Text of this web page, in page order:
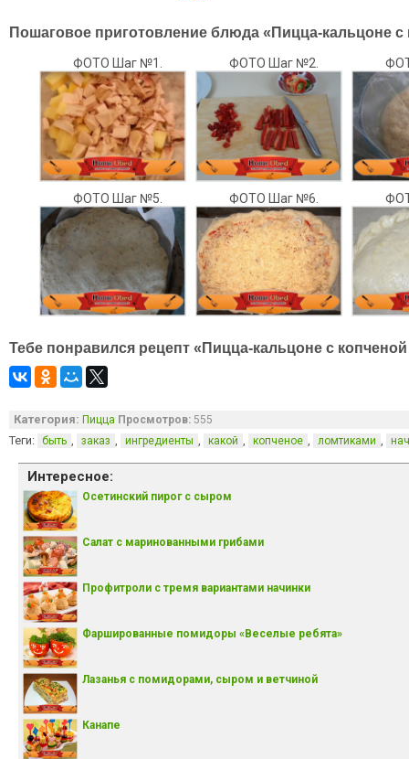
Пошаговое приготовление блюда «Пицца-кальцоне
ФОТО Шаг №1. ФОТО Шаг №2.
ФОТО Шаг №5. ФОТО Шаг №6.
Тебе понравился рецепт «Пицца-кальцоне с
Категория: Пицца Просмотров: 555
Теги: быть , заказ , ингредиенты , какой , копченое , ломтиками ,
Интересное:
Осетинский пирог с сыром
Салат с маринованными грибами
Профитроли с тремя вариантами начинки
Фаршированные помидоры «Веселые ребята»
Лазанья с помидорами, сыром и ветчиной
Канапе